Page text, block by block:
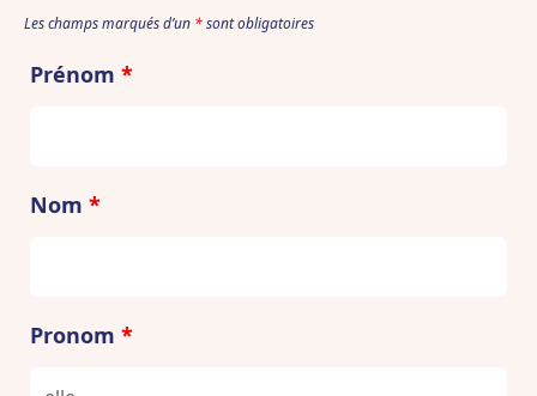
Les champs marqués d’un *sont obligatoires
Prénom *
Nom *
Pronom *